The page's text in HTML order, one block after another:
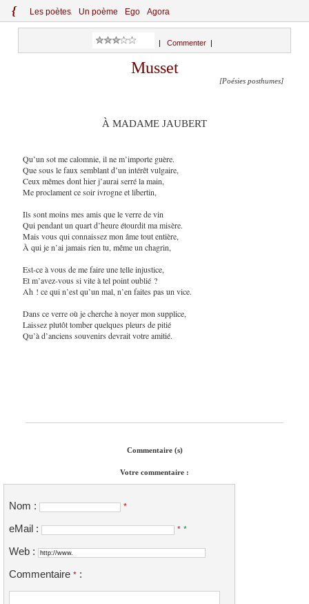
{ Les poètes Un poème Ego Agora
Commenter
Musset
[Poésies posthumes]
À MADAME JAUBERT
Qu’un sot me calomnie, il ne m’importe guère.
Que sous le faux semblant d’un intérêt vulgaire,
Ceux mêmes dont hier j’aurai serré la main,
Me proclament ce soir ivrogne et libertin,
Ils sont moins mes amis que le verre de vin
Qui pendant un quart d’heure étourdit ma misère.
Mais vous qui connaissez mon âme tout entière,
À qui je n’ai jamais rien tu, même un chagrin,
Est-ce à vous de me faire une telle injustice,
Et m’avez-vous si vite à tel point oublié ?
Ah ! ce qui n’est qu’un mal, n’en faites pas un vice.
Dans ce verre où je cherche à noyer mon supplice,
Laissez plutôt tomber quelques pleurs de pitié
Qu’à d’anciens souvenirs devrait votre amitié.
Commentaire (s)
Votre commentaire :
Nom : *
eMail : * *
Web :
Commentaire * :